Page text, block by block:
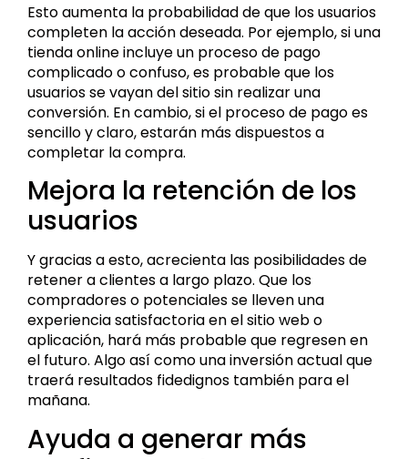
Esto aumenta la probabilidad de que los usuarios
completen la acción deseada. Por ejemplo, si una
tienda online incluye un proceso de pago
complicado o confuso, es probable que los
usuarios se vayan del sitio sin realizar una
conversión. En cambio, si el proceso de pago es
sencillo y claro, estarán más dispuestos a
completar la compra.
Mejora la retención de los
usuarios
Y gracias a esto, acrecienta las posibilidades de
retener a clientes a largo plazo. Que los
compradores o potenciales se lleven una
experiencia satisfactoria en el sitio web o
aplicación, hará más probable que regresen en
el futuro. Algo así como una inversión actual que
traerá resultados fidedignos también para el
mañana.
Ayuda a generar más